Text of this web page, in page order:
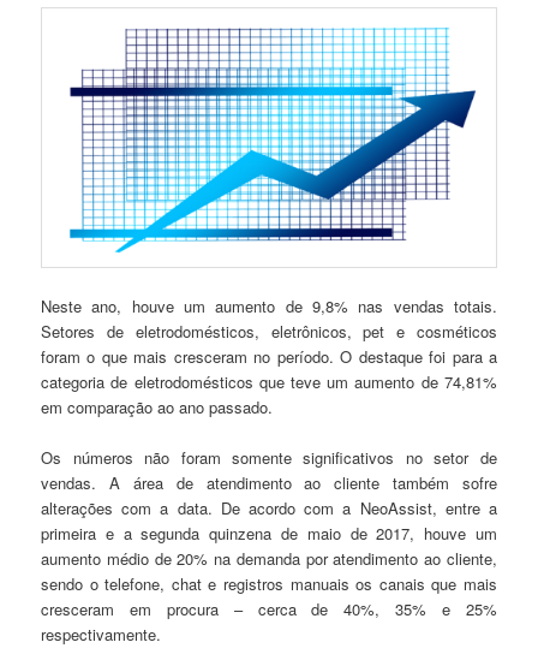
Neste ano, houve um aumento de 9,8% nas vendas totais.
Setores de eletrodomésticos, eletrônicos, pet e cosméticos
foram o que mais cresceram no período. O destaque foi para a
categoria de eletrodomésticos que teve um aumento de 74,81%
em comparação ao ano passado.
Os números não foram somente significativos no setor de
vendas. A área de atendimento ao cliente também sofre
alterações com a data. De acordo com a NeoAssist, entre a
primeira e a segunda quinzena de maio de 2017, houve um
aumento médio de 20% na demanda por atendimento ao cliente,
sendo o telefone, chat e registros manuais os canais que mais
cresceram em procura – cerca de 40%, 35% e 25%
respectivamente.